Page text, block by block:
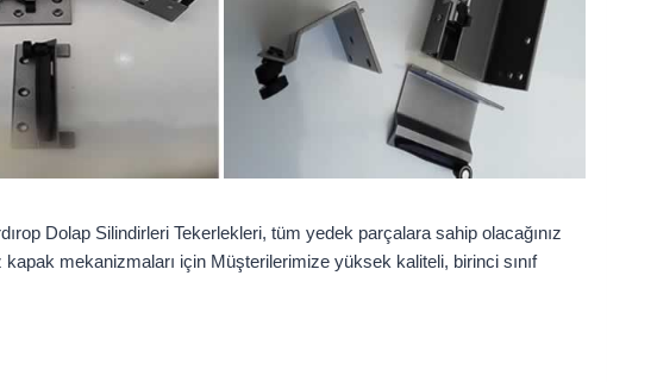
Dolap Silindirleri Tekerlekleri, tüm yedek parçalara sahip olacağınız
mekanizmaları için Müşterilerimize yüksek kaliteli, birinci sınıf